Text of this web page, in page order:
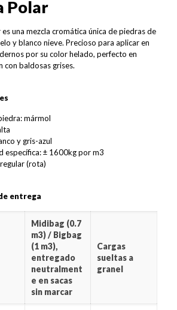
Polar
una mezcla cromática única de piedras de
y blanco nieve. Precioso para aplicar en
por su color helado, perfecto en
con baldosas grises.
mármol
y gris-azul
específica: ± 1600kg por m3
(rota)
entrega
Midibag (0.7
m3) / Bigbag
(1 m3),
entregado
neutralment
e en sacas
sin marcar
Cargas
sueltas a
granel